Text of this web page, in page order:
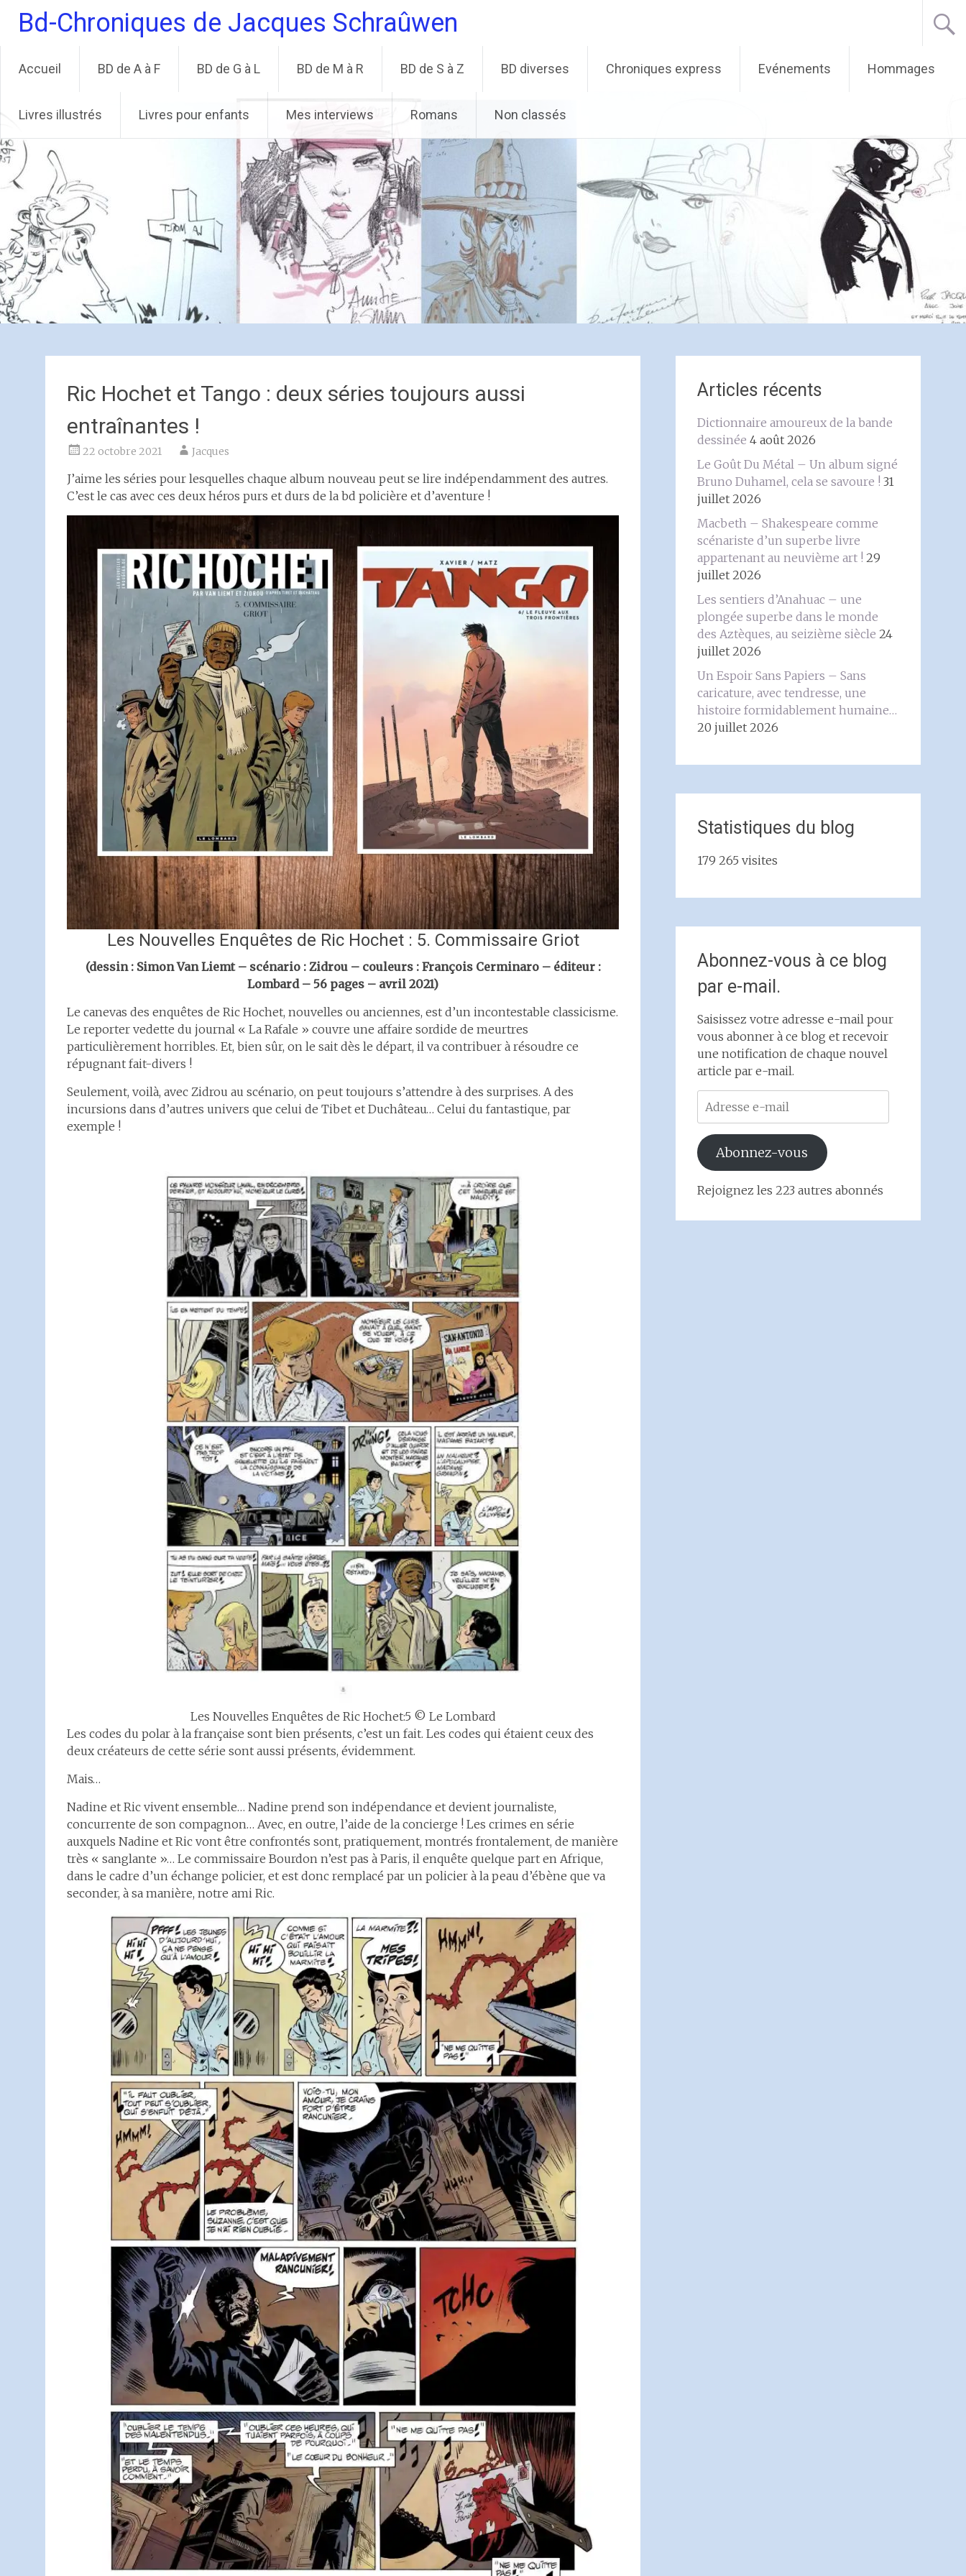
contenu
Bd-Chroniques de Jacques Schraûwen
Accueil BD de A à F BD de G à L BD de M à R BD de S à Z BD diverses Chroniques express Evénements Hommages
Livres illustrés Livres pour enfants Mes interviews Romans Non classés
Ric Hochet et Tango : deux séries toujours aussi
entraînantes !
22 octobre 2021 Jacques
J’aime les séries pour lesquelles chaque album nouveau peut se lire indépendamment des autres.
C’est le cas avec ces deux héros purs et durs de la bd policière et d’aventure !
Les Nouvelles Enquêtes de Ric Hochet : 5. Commissaire Griot
(dessin : Simon Van Liemt – scénario : Zidrou – couleurs : François Cerminaro – éditeur :
Lombard – 56 pages – avril 2021)
Le canevas des enquêtes de Ric Hochet, nouvelles ou anciennes, est d’un incontestable classicisme.
Le reporter vedette du journal « La Rafale » couvre une affaire sordide de meurtres
particulièrement horribles. Et, bien sûr, on le sait dès le départ, il va contribuer à résoudre ce
répugnant fait-divers !
Seulement, voilà, avec Zidrou au scénario, on peut toujours s’attendre à des surprises. A des
incursions dans d’autres univers que celui de Tibet et Duchâteau… Celui du fantastique, par
exemple !
Les Nouvelles Enquêtes de Ric Hochet:5 © Le Lombard
Les codes du polar à la française sont bien présents, c’est un fait. Les codes qui étaient ceux des
deux créateurs de cette série sont aussi présents, évidemment.
Mais…
Nadine et Ric vivent ensemble… Nadine prend son indépendance et devient journaliste,
concurrente de son compagnon… Avec, en outre, l’aide de la concierge ! Les crimes en série
auxquels Nadine et Ric vont être confrontés sont, pratiquement, montrés frontalement, de manière
très « sanglante »… Le commissaire Bourdon n’est pas à Paris, il enquête quelque part en Afrique,
dans le cadre d’un échange policier, et est donc remplacé par un policier à la peau d’ébène que va
seconder, à sa manière, notre ami Ric.
Articles récents
Dictionnaire amoureux de la bande
dessinée 4 août 2026
Le Goût Du Métal – Un album signé
Bruno Duhamel, cela se savoure ! 31
juillet 2026
Macbeth – Shakespeare comme
scénariste d’un superbe livre
appartenant au neuvième art ! 29
juillet 2026
Les sentiers d’Anahuac – une
plongée superbe dans le monde
des Aztèques, au seizième siècle 24
juillet 2026
Un Espoir Sans Papiers – Sans
caricature, avec tendresse, une
histoire formidablement humaine…
20 juillet 2026
Statistiques du blog
179 265 visites
Abonnez-vous à ce blog
par e-mail.
Saisissez votre adresse e-mail pour
vous abonner à ce blog et recevoir
une notification de chaque nouvel
article par e-mail.
Adresse
e-
mail
Abonnez-vous
Rejoignez les 223 autres abonnés